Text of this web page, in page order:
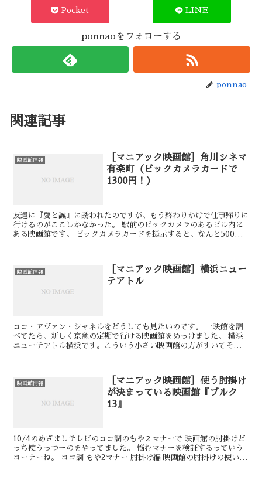
Pocket LINE
ponnaoをフォローする
ponnao
関連記事
映画館情報
［マニアック映画館］角川シネマ
有楽町（ビックカメラカードで
1300円！）
友達に『愛と誠』に誘われたのですが、もう終わりかけで仕事帰りに
行けるのがここしかなかった。 駅前のビックカメラのあるビル内に
ある映画館です。 ビックカメラカードを提示すると、なんと500円
映画館情報
［マニアック映画館］横浜ニュー
テアトル
ココ・アヴァン・シャネルをどうしても見たいのです。 上映館を調
べてたら、新しく京急の定期で行ける映画館をめっけました。 横浜
ニューテアトル横浜です。こういう小さい映画館の方がすいてそうで
映画館情報
［マニアック映画館］使う肘掛け
が決まっている映画館『ブルク
13』
10/4のめざましテレビのココ調のもや２マナーで 映画館の肘掛けど
っち使うっつーのをやってました。 悩むマナーを検証するっていう
コーナーね。 ココ調 もや2マナー 肘掛け編 映画館の肘掛けの使い方